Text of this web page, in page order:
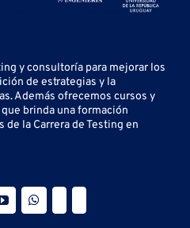
yconsultoría para mejorar los
de estrategias y la
Además ofrecemos cursos y
brinda una formación
de la Carrera de Testing en